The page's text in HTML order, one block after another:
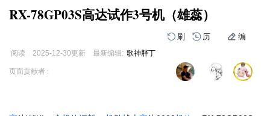
RX-78GP03S高达试作3号机（雄蕊）
刷 历 编
阅读 2025-12-30更新 最新编辑: 歌神胖丁
跳
跳
页面贡献者 :